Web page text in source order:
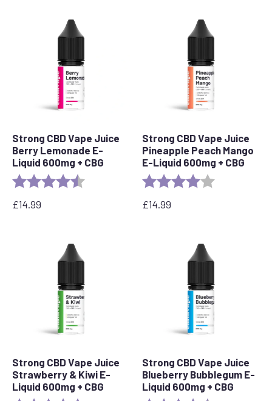
Strong CBD Vape Juice
Berry Lemonade E-
Liquid 600mg + CBG
Ocena: 4.4 out of 5 stars
£14.99
Strong CBD Vape Juice
Pineapple Peach Mango
E-Liquid 600mg + CBG
Ocena:
£14.99
Strong CBD Vape Juice
Strawberry & Kiwi E-
Liquid 600mg + CBG
Strong CBD Vape Juice
Blueberry Bubblegum E-
Liquid 600mg + CBG